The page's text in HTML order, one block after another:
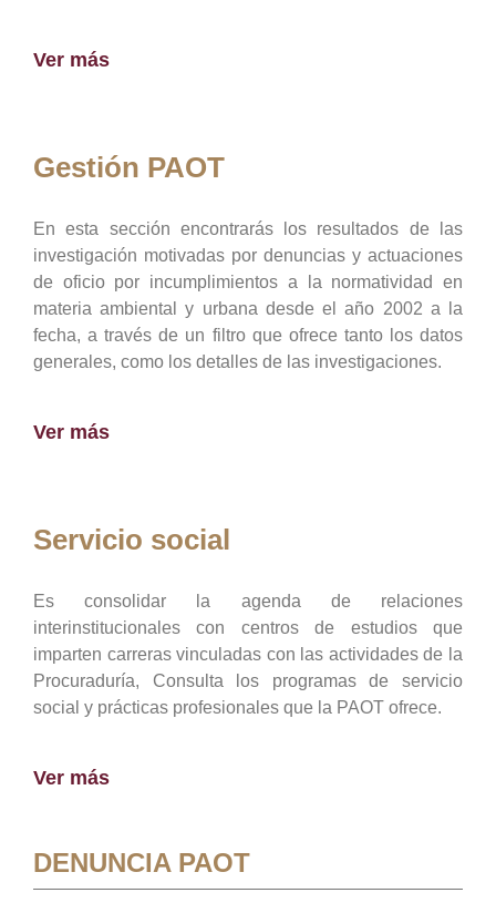
Ver más
Gestión PAOT
En esta sección encontrarás los resultados de las
investigación motivadas por denuncias y actuaciones
de oficio por incumplimientos a la normatividad en
materia ambiental y urbana desde el año 2002 a la
fecha, a través de un filtro que ofrece tanto los datos
generales, como los detalles de las investigaciones.
Ver más
Servicio social
Es consolidar la agenda de relaciones
interinstitucionales con centros de estudios que
imparten carreras vinculadas con las actividades de la
Procuraduría, Consulta los programas de servicio
social y prácticas profesionales que la PAOT ofrece.
Ver más
DENUNCIA PAOT